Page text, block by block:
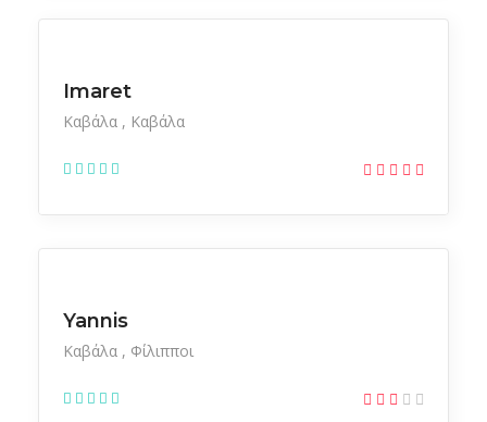
Imaret
Καβάλα Καβάλα
Yannis
Καβάλα Φίλιπποι